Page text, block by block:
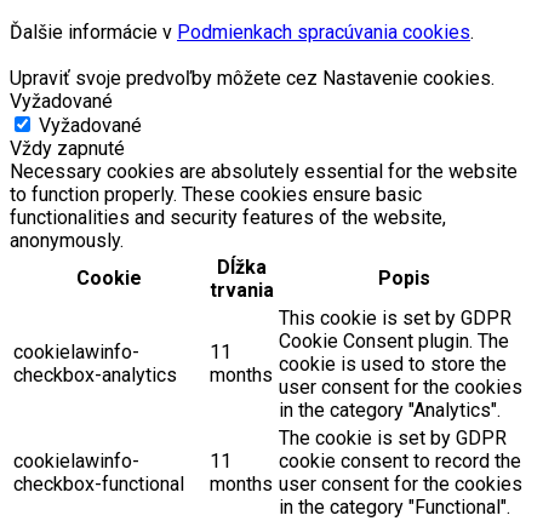
Ďalšie informácie v Podmienkach spracúvania cookies.
Upraviť svoje predvoľby môžete cez Nastavenie cookies.
Vyžadované
Vyžadované
Vždy zapnuté
Necessary cookies are absolutely essential for the website
to function properly. These cookies ensure basic
functionalities and security features of the website,
anonymously.
Cookie
Dĺžka
trvania
Popis
cookielawinfo-
checkbox-analytics
11
months
This cookie is set by GDPR
Cookie Consent plugin. The
cookie is used to store the
user consent for the cookies
in the category "Analytics".
cookielawinfo-
checkbox-functional
11
months
The cookie is set by GDPR
cookie consent to record the
user consent for the cookies
in the category "Functional".